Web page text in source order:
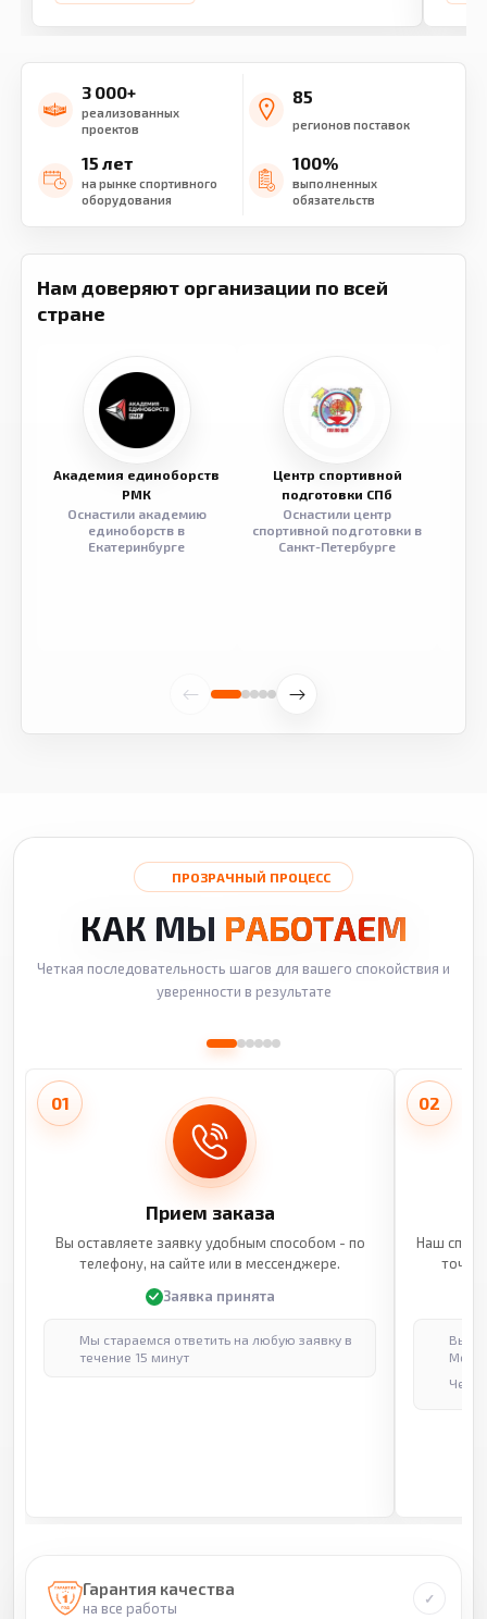
3 000+
реализованных
проектов
85
регионов поставок
15 лет
на рынке спортивного
оборудования
100%
выполненных
обязательств
Нам доверяют организации по всей
стране
Академия единоборств
РМК
Оснастили академию
единоборств в
Екатеринбурге
Центр спортивной
подготовки СПб
Оснастили центр
спортивной подготовки в
Санкт-Петербурге
ПРОЗРАЧНЫЙ ПРОЦЕСС
КАК МЫ РАБОТАЕМ
Четкая последовательность шагов для вашего спокойствия и
уверенности в результате
01
Прием заказа
Вы оставляете заявку удобным способом - по
телефону, на сайте или в мессенджере.
Заявка принята
Мы стараемся ответить на любую заявку в
течение 15 минут
02
Наш
Гарантия качества
на все работы